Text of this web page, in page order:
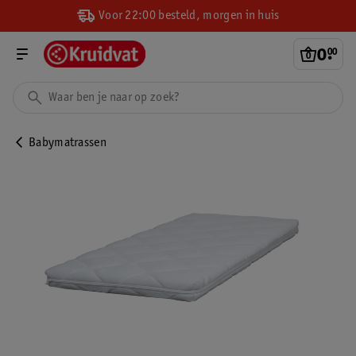
Voor 22:00 besteld, morgen in huis
0.
00
Babymatrassen